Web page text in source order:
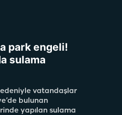
park engeli!
sulama
vatandaşlar
bulunan
yapılan sulama